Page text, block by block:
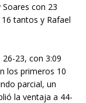
con 23
tantos y Rafael
23, con 3:09
los primeros 10
parcial, un
la ventaja a 44-